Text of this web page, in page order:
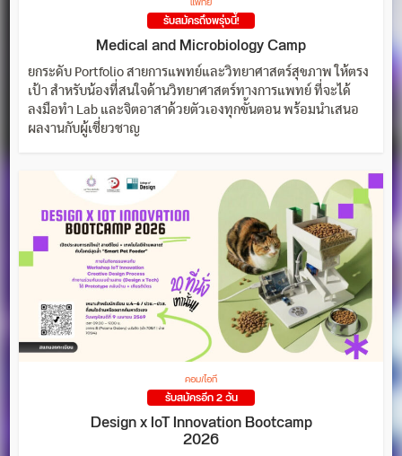
รับสมัครถึงพรุ่งนี้!
Medical and Microbiology Camp
ยกระดับ Portfolio สายการแพทย์และวิทยาศาสตร์สุขภาพ ให้ตรง
เป้า สำหรับน้องที่สนใจด้านวิทยาศาสตร์ทางการแพทย์ ที่จะได้
ลงมือทำ Lab และจิตอาสาด้วยตัวเองทุกขั้นตอน พร้อมนำเสนอ
ผลงานกับผู้เชี่ยวชาญ
คอม/ไอที
รับสมัครอีก 2 วัน
Design x IoT Innovation Bootcamp
2026